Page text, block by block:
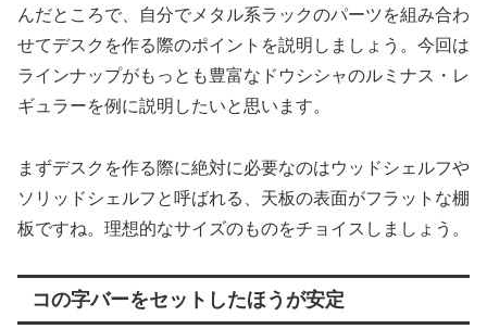
んだところで、自分でメタル系ラックのパーツを組み合わ
せてデスクを作る際のポイントを説明しましょう。今回は
ラインナップがもっとも豊富なドウシシャのルミナス・レ
ギュラーを例に説明したいと思います。
まずデスクを作る際に絶対に必要なのはウッドシェルフや
ソリッドシェルフと呼ばれる、天板の表面がフラットな棚
板ですね。理想的なサイズのものをチョイスしましょう。
コの字バーをセットしたほうが安定